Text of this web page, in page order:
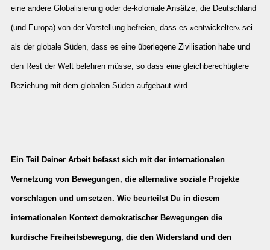
eine andere Globalisierung oder de-koloniale Ansätze, die Deutschland
(und Europa) von der Vorstellung befreien, dass es »entwickelter« sei
als der globale Süden, dass es eine überlegene Zivilisation habe und
den Rest der Welt belehren müsse, so dass eine gleichberechtigtere
Beziehung mit dem globalen Süden aufgebaut wird.
Ein Teil Deiner Arbeit befasst sich mit der internationalen
Vernetzung von Bewegungen, die alternative soziale Projekte
vorschlagen und umsetzen. Wie beurteilst Du in diesem
internationalen Kontext demokratischer Bewegungen die
kurdische Freiheitsbewegung, die den Widerstand und den